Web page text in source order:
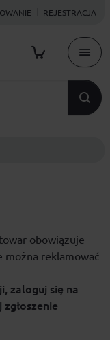
REJESTRACJA
obowiązuje
można reklamować
zaloguj się na